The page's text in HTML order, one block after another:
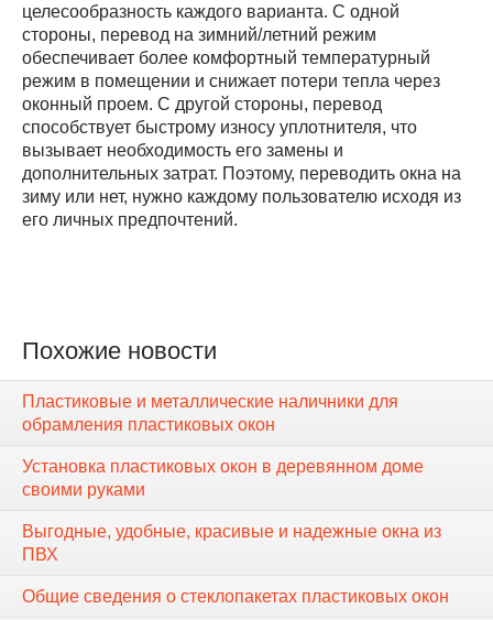
целесообразность каждого варианта. С одной
стороны, перевод на зимний/летний режим
обеспечивает более комфортный температурный
режим в помещении и снижает потери тепла через
оконный проем. С другой стороны, перевод
способствует быстрому износу уплотнителя, что
вызывает необходимость его замены и
дополнительных затрат. Поэтому, переводить окна на
зиму или нет, нужно каждому пользователю исходя из
его личных предпочтений.
Похожие новости
Пластиковые и металлические наличники для
обрамления пластиковых окон
Установка пластиковых окон в деревянном доме
своими руками
Выгодные, удобные, красивые и надежные окна из
ПВХ
Общие сведения о стеклопакетах пластиковых окон